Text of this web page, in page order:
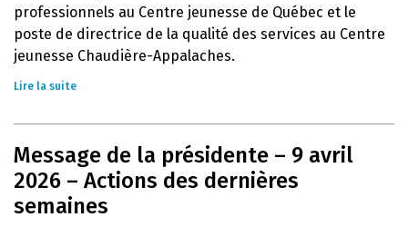
professionnels au Centre jeunesse de Québec et le
poste de directrice de la qualité des services au Centre
jeunesse Chaudière-Appalaches.
Lire la suite
Message de la présidente – 9 avril
2026 – Actions des dernières
semaines